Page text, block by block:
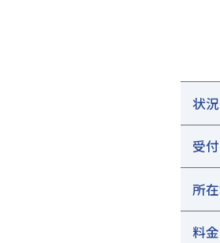
状況
受付
所
料金